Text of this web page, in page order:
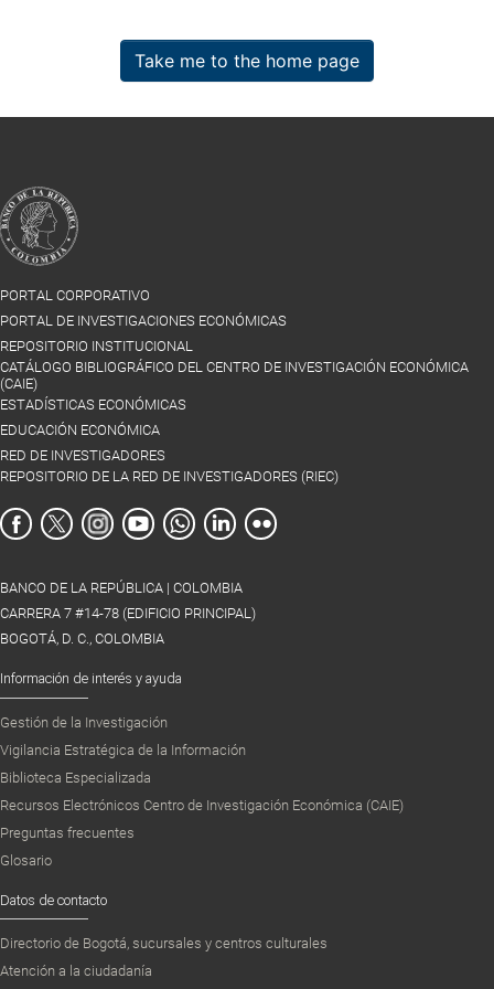
Take me to the home page
PORTAL CORPORATIVO
PORTAL DE INVESTIGACIONES ECONÓMICAS
REPOSITORIO INSTITUCIONAL
CATÁLOGO BIBLIOGRÁFICO DEL CENTRO DE INVESTIGACIÓN ECONÓMICA
(CAIE)
ESTADÍSTICAS ECONÓMICAS
EDUCACIÓN ECONÓMICA
RED DE INVESTIGADORES
REPOSITORIO DE LA RED DE INVESTIGADORES (RIEC)
BANCO DE LA REPÚBLICA | COLOMBIA
CARRERA 7 #14-78 (EDIFICIO PRINCIPAL)
BOGOTÁ, D. C., COLOMBIA
Información de interés y ayuda
Gestión de la Investigación
Vigilancia Estratégica de la Información
Biblioteca Especializada
Recursos Electrónicos Centro de Investigación Económica (CAIE)
Preguntas frecuentes
Glosario
Datos de contacto
Directorio de Bogotá, sucursales y centros culturales
Atención a la ciudadanía